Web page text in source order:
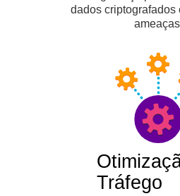
dados criptografados
Tráfego